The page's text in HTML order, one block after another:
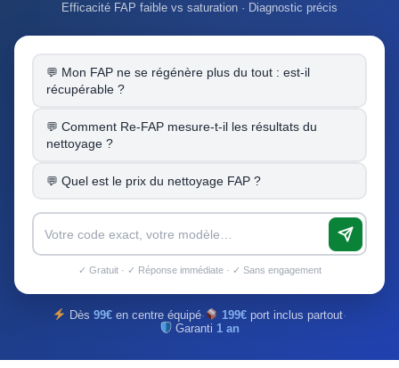
Efficacité FAP faible vs saturation · Diagnostic précis
Mon FAP ne se régénère plus du tout : est-il
récupérable ?
Comment Re-FAP mesure-t-il les résultats du
nettoyage ?
Quel est le prix du nettoyage FAP ?
✓ Gratuit · ✓ Réponse immédiate · ✓ Sans engagement
Dès 99€ en centre équipé· 199€port inclus partout·
Garanti 1 an